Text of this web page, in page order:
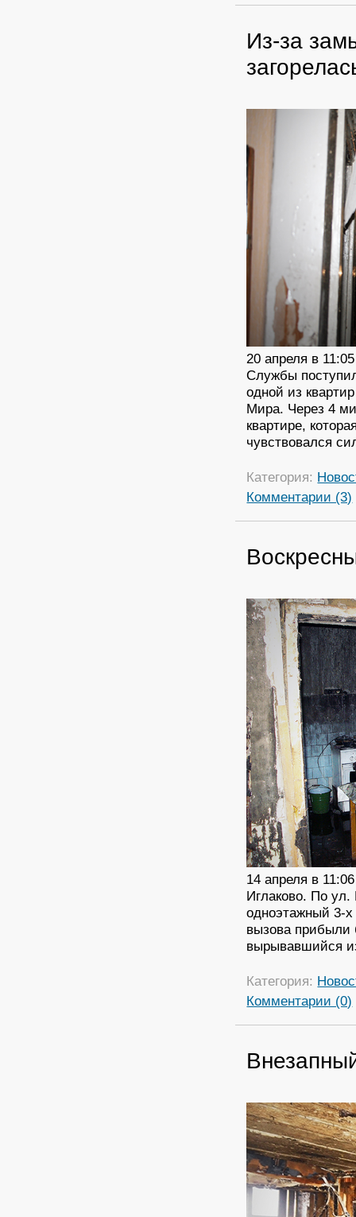
Из-за
20 апреля в
Службы
одной из
Мира. Через 4
квартире,
чувствовался
Категория:
Комментарии (3)
14 апреля в
Иглаково. По ул.
одноэтажный 3-
вызова прибыли
вырывавшийся
Категория:
Комментарии (0)